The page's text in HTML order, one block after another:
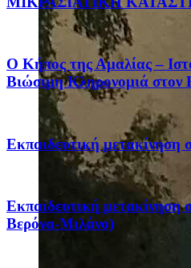
Ο Κήπος της Αμαλίας –
Βιώσιμη Κληρονομιά στον
Eκπαιδευτική μετακίνηση
Eκπαιδευτική μετακίνηση
Βερόνα-Μιλάνο)